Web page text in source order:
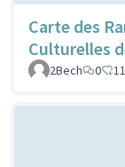
Carte des
Culturelles
2Bech
0 11